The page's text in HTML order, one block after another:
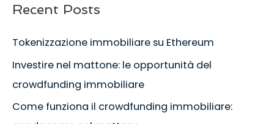
Recent Posts
Tokenizzazione immobiliare su Ethereum
Investire nel mattone: le opportunità del
crowdfunding immobiliare
Come funziona il crowdfunding immobiliare: